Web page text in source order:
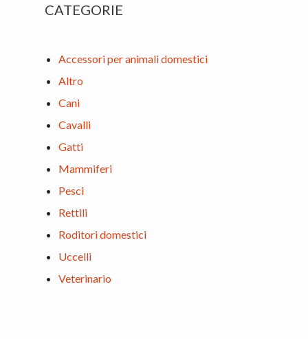
CATEGORIE
Accessori per animali domestici
Altro
Cani
Cavalli
Gatti
Mammiferi
Pesci
Rettili
Roditori domestici
Uccelli
Veterinario